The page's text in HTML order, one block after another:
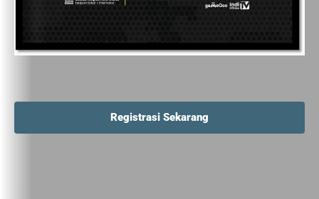
Registrasi Sekarang